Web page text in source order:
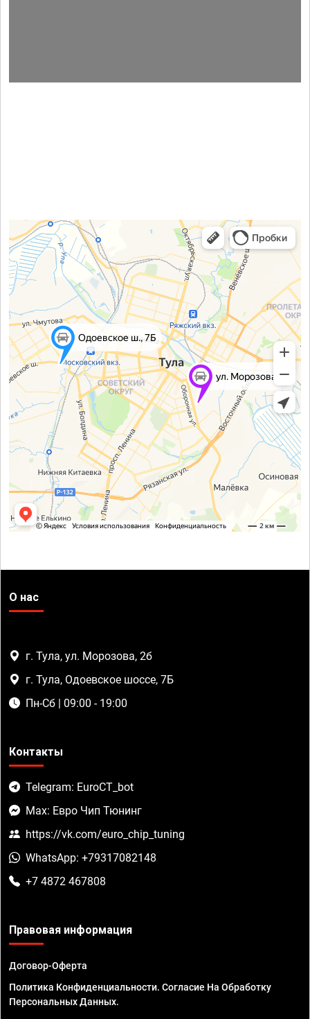
О нас
г. Тула, ул. Морозова, 2б
г. Тула, Одоевское шоссе, 7Б
Пн-Сб | 09:00 - 19:00
Контакты
Telegram: EuroCT_bot
Max: Евро Чип Тюнинг
https://vk.com/euro_chip_tuning
WhatsApp: +79317082148
+7 4872 467808
Правовая информация
Договор-Оферта
Политика Конфиденциальности. Согласие На Обработку
Персональных Данных.